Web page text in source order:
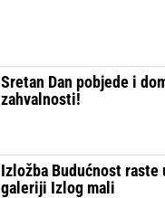
Sretan Dan pobjede i
zahvalnosti!
Izložba Budućnost raste
galeriji Izlog mali